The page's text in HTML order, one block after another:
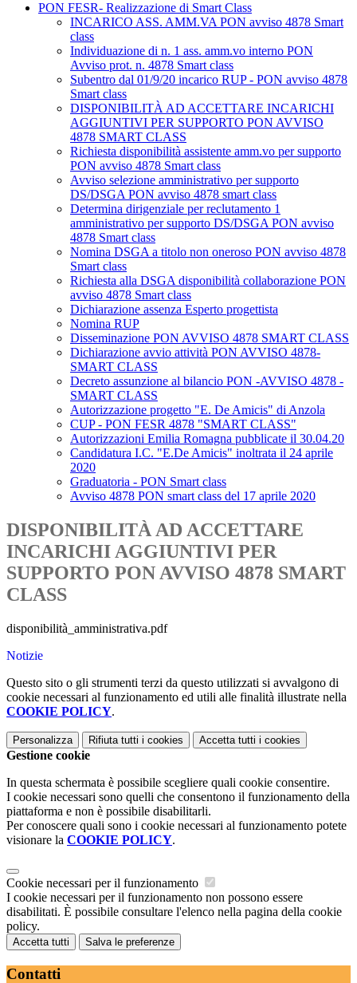
PON FESR- Realizzazione di Smart Class
INCARICO ASS. AMM.VA PON avviso 4878 Smart
class
Individuazione di n. 1 ass. amm.vo interno PON
Avviso prot. n. 4878 Smart class
Subentro dal 01/9/20 incarico RUP - PON avviso 4878
Smart class
DISPONIBILITÀ AD ACCETTARE INCARICHI
AGGIUNTIVI PER SUPPORTO PON AVVISO
4878 SMART CLASS
Richiesta disponibilità assistente amm.vo per supporto
PON avviso 4878 Smart class
Avviso selezione amministrativo per supporto
DS/DSGA PON avviso 4878 smart class
Determina dirigenziale per reclutamento 1
amministrativo per supporto DS/DSGA PON avviso
4878 Smart class
Nomina DSGA a titolo non oneroso PON avviso 4878
Smart class
Richiesta alla DSGA disponibilità collaborazione PON
avviso 4878 Smart class
Dichiarazione assenza Esperto progettista
Nomina RUP
Disseminazione PON AVVISO 4878 SMART CLASS
Dichiarazione avvio attività PON AVVISO 4878-
SMART CLASS
Decreto assunzione al bilancio PON -AVVISO 4878 -
SMART CLASS
Autorizzazione progetto "E. De Amicis" di Anzola
CUP - PON FESR 4878 "SMART CLASS"
Autorizzazioni Emilia Romagna pubblicate il 30.04.20
Candidatura I.C. "E.De Amicis" inoltrata il 24 aprile
2020
Graduatoria - PON Smart class
Avviso 4878 PON smart class del 17 aprile 2020
DISPONIBILITÀ AD ACCETTARE
INCARICHI AGGIUNTIVI PER
SUPPORTO PON AVVISO 4878 SMART
CLASS
disponibilità_amministrativa.pdf
Notizie
Questo sito o gli strumenti terzi da questo utilizzati si avvalgono di
cookie necessari al funzionamento ed utili alle finalità illustrate nella
COOKIE POLICY.
Personalizza Rifiuta tutti i cookies Accetta tutti i cookies
Gestione cookie
In questa schermata è possibile scegliere quali cookie consentire.
I cookie necessari sono quelli che consentono il funzionamento della
piattaforma e non è possibile disabilitarli.
Per conoscere quali sono i cookie necessari al funzionamento potete
visionare la COOKIE POLICY.
Cookie necessari per il funzionamento
I cookie necessari per il funzionamento non possono essere
disabilitati. È possibile consultare l'elenco nella pagina della cookie
policy.
Accetta tutti Salva le preferenze
Contatti